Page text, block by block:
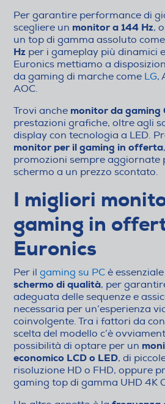
Per garantire performance di
scegliere un monitor a 144 Hz,
un top di gamma assoluto
Hz per i gameplay più dinamici
Euronics mettiamo a
da gaming di marche come LG,
AOC.
Trovi anche monitor da gaming
prestazioni grafiche, oltre agli
display con tecnologia a LED.
monitor per il gaming in offerta
promozioni sempre aggiornate
schermo a un prezzo scontato.
I migliori
gaming in
Euronics
Per il gaming su PC è
schermo di qualità, per
adeguata delle sequenze e
necessaria per un’esperienza
coinvolgente. Tra i fattori da
scelta del modello c’è
possibilità di optare per un
economico LCD o LED, di
risoluzione HD o FHD, oppure
gaming top di gamma UHD 4K